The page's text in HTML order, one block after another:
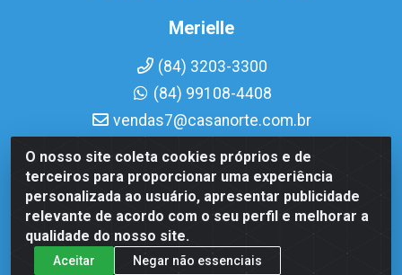
O nosso site coleta cookies próprios e de
terceiros para proporcionar uma experiência
personalizada ao usuário, apresentar publicidade
relevante de acordo com o seu perfil e melhorar a
qualidade do nosso site.
Aceitar Negar não essenciais
Merielle
(84) 3203-3300
(84) 99108-4408
vendas7@casanorte.com.br
Casa Norte LTDA - Av. Interventor Mário Câmara, 1815 - Dix-
Sept Rosado, Natal/RN - CEP 59054-600 - CNPJ
08.713.513/0001-51